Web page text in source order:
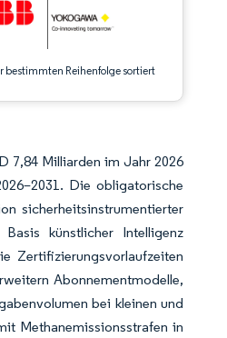
bestimmten Reihenfolge sortiert
7,84 Milliarden im Jahr 2026
Die obligatorische
sicherheitsinstrumentierter
künstlicher Intelligenz
Zertifizierungsvorlaufzeiten
Abonnementmodelle,
bei kleinen und
Methanemissionsstrafen in